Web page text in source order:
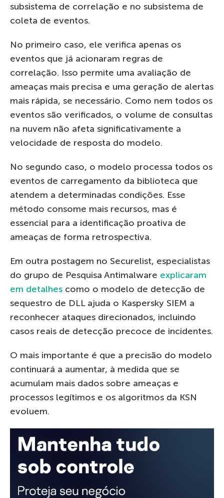
subsistema de correlação e no subsistema de
coleta de eventos.
No primeiro caso, ele verifica apenas os
eventos que já acionaram regras de
correlação. Isso permite uma avaliação de
ameaças mais precisa e uma geração de alertas
mais rápida, se necessário. Como nem todos os
eventos são verificados, o volume de consultas
na nuvem não afeta significativamente a
velocidade de resposta do modelo.
No segundo caso, o modelo processa todos os
eventos de carregamento da biblioteca que
atendem a determinadas condições. Esse
método consome mais recursos, mas é
essencial para a identificação proativa de
ameaças de forma retrospectiva.
Em outra postagem no Securelist, especialistas
do grupo de Pesquisa Antimalware explicaram
em detalhes como o modelo de detecção de
sequestro de DLL ajuda o Kaspersky SIEM a
reconhecer ataques direcionados, incluindo
casos reais de detecção precoce de incidentes.
O mais importante é que a precisão do modelo
continuará a aumentar, à medida que se
acumulam mais dados sobre ameaças e
processos legítimos e os algoritmos da KSN
evoluem.